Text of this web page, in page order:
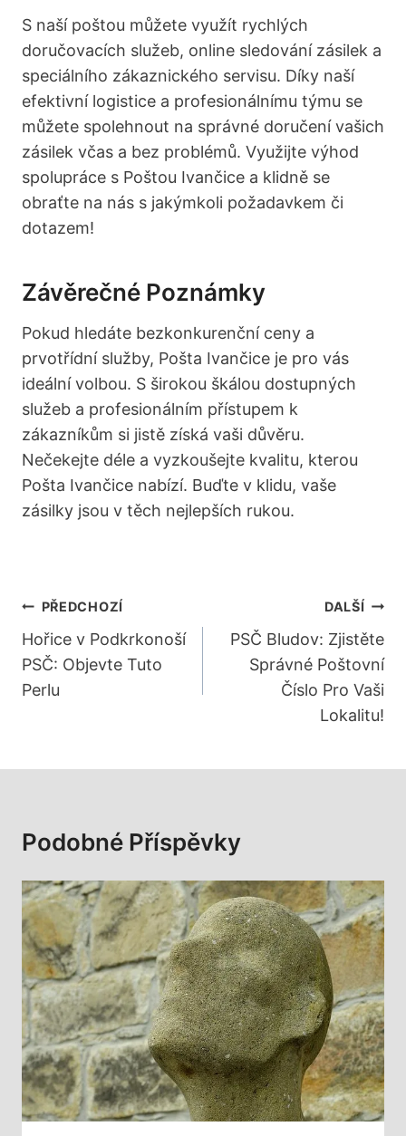
S naší poštou můžete využít rychlých
doručovacích služeb, online sledování zásilek a
speciálního zákaznického servisu. Díky naší
efektivní logistice a profesionálnímu týmu se
můžete spolehnout na správné doručení vašich
zásilek včas a bez problémů. Využijte výhod
spolupráce s Poštou Ivančice a klidně se
obraťte na nás s jakýmkoli požadavkem či
dotazem!
Závěrečné Poznámky
Pokud hledáte bezkonkurenční ceny a
prvotřídní služby, Pošta Ivančice je pro vás
ideální volbou. S širokou škálou dostupných
služeb a profesionálním přístupem k
zákazníkům si jistě získá vaši důvěru.
Nečekejte déle a vyzkoušejte kvalitu, kterou
Pošta Ivančice nabízí. Buďte v klidu, vaše
zásilky jsou v těch nejlepších rukou.
Navigace
Pro
Příspěvek
PŘEDCHOZÍ
Hořice v Podkrkonoší
PSČ: Objevte Tuto
Perlu
DALŠÍ
PSČ Bludov: Zjistěte
Správné Poštovní
Číslo Pro Vaši
Lokalitu!
Podobné Příspěvky